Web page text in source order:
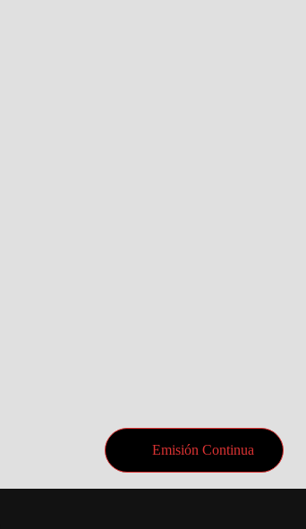
Emisión Continua